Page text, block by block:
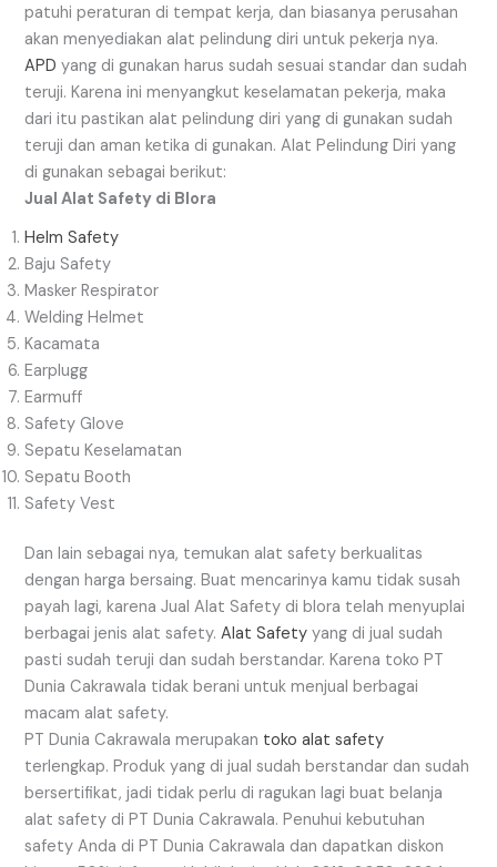
patuhi peraturan di tempat kerja, dan biasanya perusahan
akan menyediakan alat pelindung diri untuk pekerja nya.
APD yang di gunakan harus sudah sesuai standar dan sudah
teruji. Karena ini menyangkut keselamatan pekerja, maka
dari itu pastikan alat pelindung diri yang di gunakan sudah
teruji dan aman ketika di gunakan. Alat Pelindung Diri yang
di gunakan sebagai berikut:
Jual Alat Safety di Blora
Helm Safety
Baju Safety
Masker Respirator
Welding Helmet
Kacamata
Earplugg
Earmuff
Safety Glove
Sepatu Keselamatan
Sepatu Booth
Safety Vest
Dan lain sebagai nya, temukan alat safety berkualitas
dengan harga bersaing. Buat mencarinya kamu tidak susah
payah lagi, karena Jual Alat Safety di blora telah menyuplai
berbagai jenis alat safety.Alat Safety yang di jual sudah
pasti sudah teruji dan sudah berstandar. Karena toko PT
Dunia Cakrawala tidak berani untuk menjual berbagai
macam alat safety.
PT Dunia Cakrawala merupakan toko alat safety
terlengkap. Produk yang di jual sudah berstandar dan sudah
bersertifikat, jadi tidak perlu di ragukan lagi buat belanja
alat safety di PT Dunia Cakrawala. Penuhui kebutuhan
safety Anda di PT Dunia Cakrawala dan dapatkan diskon